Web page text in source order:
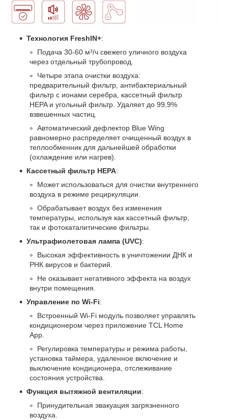
Технология FreshIN+:
Подача 30-60 м³/ч свежего уличного воздуха
через отдельный трубопровод.
Четыре этапа очистки воздуха:
предварительный фильтр, антибактериальный
фильтр с ионами серебра, кассетный фильтр
HEPA и угольный фильтр. Удаляет до 99,9%
взвешенных частиц.
Автоматический дефлектор Blue Wing
равномерно распределяет очищенный воздух в
теплообменник для дальнейшей обработки
(охлаждение или нагрев).
Кассетный фильтр HEPA:
Может использоваться для очистки внутреннего
воздуха в режиме рециркуляции.
Обрабатывает воздух без изменения
температуры, используя как кассетный фильтр,
так и фотокаталитические фильтры.
Ультрафиолетовая лампа (UVC):
Высокая эффективность в уничтожении ДНК и
РНК вирусов и бактерий.
Не оказывает негативного эффекта на воздух
внутри помещения.
Управление по Wi-Fi:
Встроенный Wi-Fi модуль позволяет управлять
кондиционером через приложение TCL Home
App.
Регулировка температуры и режима работы,
установка таймера, удаленное включение и
выключение кондиционера, отслеживание
состояния устройства.
Функция вытяжной вентиляции:
Принудительная эвакуация загрязненного
воздуха.